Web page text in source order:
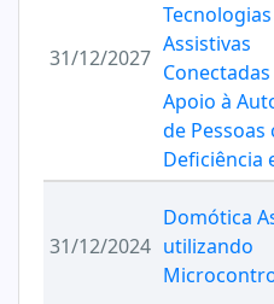
31/12/2027
Tecnologias
Assistivas
Apoio à
de Pessoas
Deficiência
31/12/2024
Domótica
utilizando